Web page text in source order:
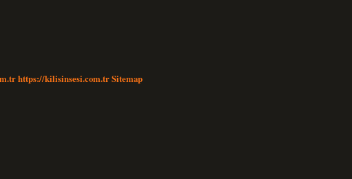
https://kilisinsesi.com.trSitemap